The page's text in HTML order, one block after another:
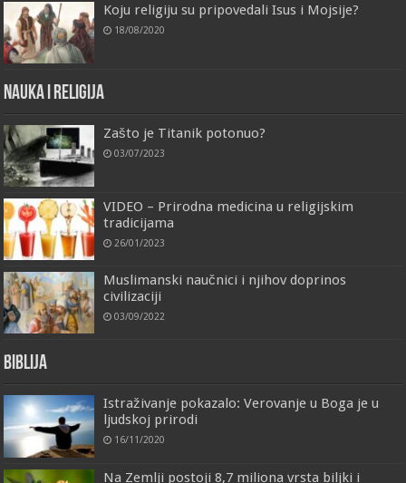
Koju religiju su pripovedali Isus i Mojsije?
18/08/2020
Nauka i religija
Zašto je Titanik potonuo?
03/07/2023
VIDEO – Prirodna medicina u religijskim
tradicijama
26/01/2023
Muslimanski naučnici i njihov doprinos
civilizaciji
03/09/2022
Biblija
Istraživanje pokazalo: Verovanje u Boga je u
ljudskoj prirodi
16/11/2020
Na Zemlji postoji 8,7 miliona vrsta biljki i